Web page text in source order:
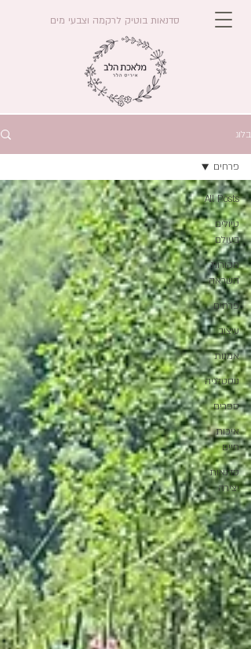
סדנאות בוטיק לרקמה וצבעי מים
בלוג
All Posts
טיולים
בעולם
מקורות
השראה
פרחים
עיצוב
אמנות
נוסטלגיה
ספרים
איכות
חיים
סדנאות
יצירה
פרחים